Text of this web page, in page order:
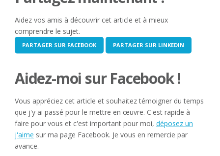
Aidez vos amis à découvrir cet article et à mieux
comprendre le sujet.
PARTAGER SUR FACEBOOK PARTAGER SUR LINKEDIN
Aidez-moi sur Facebook !
Vous appréciez cet article et souhaitez témoigner du temps
que j'y ai passé pour le mettre en œuvre. C'est rapide à
faire pour vous et c'est important pour moi, déposez un
j'aime sur ma page Facebook. Je vous en remercie par
avance.